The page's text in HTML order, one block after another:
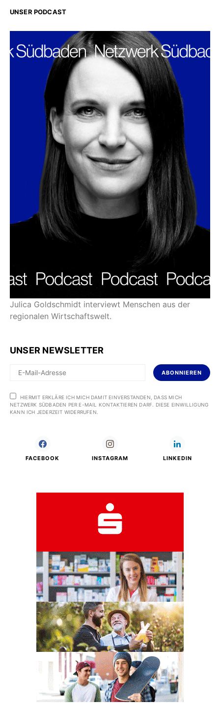
UNSER PODCAST
Julica Goldschmidt interviewt Menschen aus der
regionalen Wirtschaftswelt.
UNSER NEWSLETTER
ABONNIEREN
HIERMIT ERKLÄRE ICH MICH DAMIT EINVERSTANDEN, DASS MICH
NETZWERK SÜDBADEN PER E-MAIL KONTAKTIEREN DARF. DIESE EINWILLIGUNG
KANN ICH JEDERZEIT WIDERRUFEN.
FACEBOOK INSTAGRAM LINKEDIN